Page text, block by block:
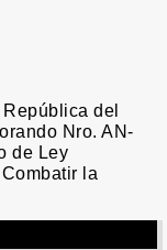
del
Nro. AN-
de Ley
la